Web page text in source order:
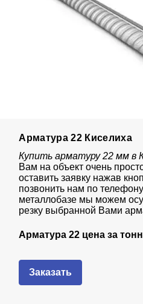
Арматура 22 Киселиха
Купить арматуру 22 мм в
Вам на объект очень
оставить заявку нажав
позвонить нам по
металлобазе мы можем
резку выбранной Вами
Арматура 22 цена за
Заказать